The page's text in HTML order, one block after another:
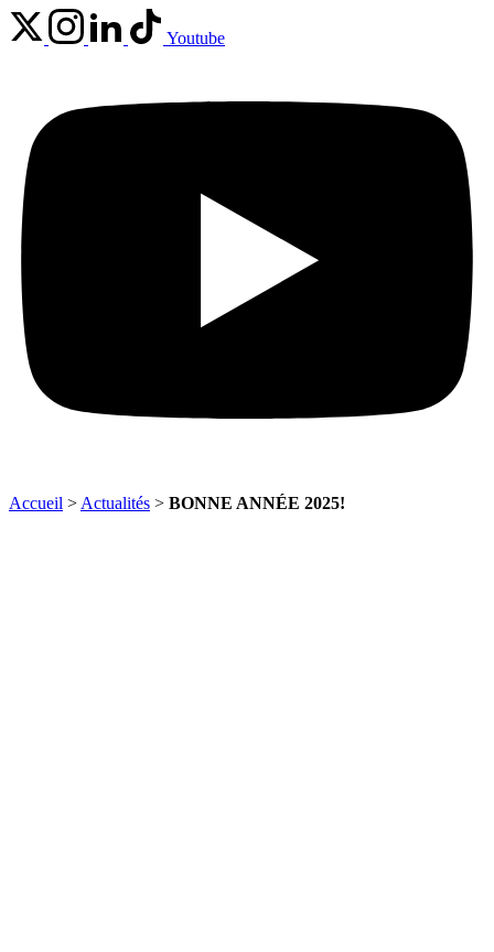
Youtube
Accueil > Actualités > BONNE ANNÉE 2025!